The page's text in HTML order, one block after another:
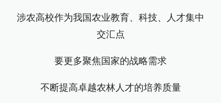
涉农高校作为我国农业教育、科技、人才集中
交汇点
要更多聚焦国家的战略需求
不断提高卓越农林人才的培养质量